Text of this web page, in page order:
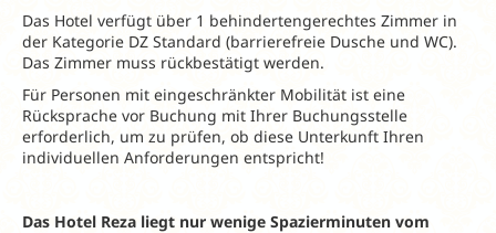
Das Hotel verfügt über 1 behindertengerechtes Zimmer in
der Kategorie DZ Standard (barrierefreie Dusche und WC).
Das Zimmer muss rückbestätigt werden.
Für Personen mit eingeschränkter Mobilität ist eine
Rücksprache vor Buchung mit Ihrer Buchungsstelle
erforderlich, um zu prüfen, ob diese Unterkunft Ihren
individuellen Anforderungen entspricht!
Das Hotel Reza liegt nur wenige Spazierminuten vom